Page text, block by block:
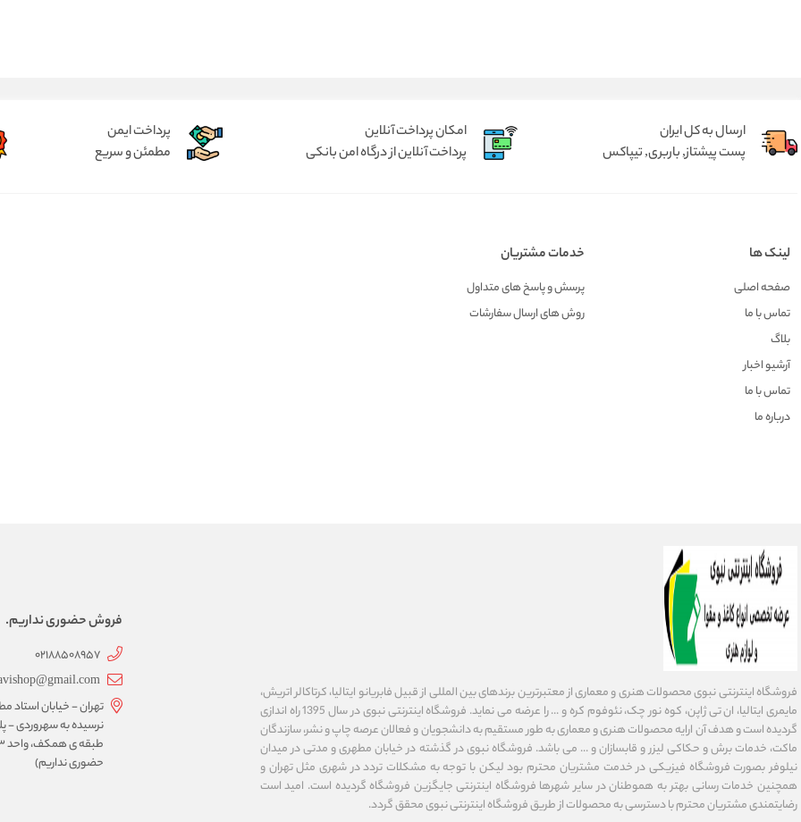
ارسال به کل ایران
پست پیشتاز, باربری, تیپاکس
امکان پرداخت آنلاین
پرداخت آنلاین از درگاه امن بانکی
پرداخت ایمن
مطمئن و سریع
لینک ها
صفحه اصلی
تماس با ما
بلاگ
آرشیو اخبار
تماس با ما
درباره ما
خدمات مشتریان
پرسش و پاسخ های متداول
روش های ارسال سفارشات
فروشگاه اینترنتی نبوی محصولات هنری و معماری از معتبرترین برندهای بین المللی از قبیل فابریانو ایتالیا، کرتاکالر اتریش،
مایمری ایتالیا، ان تی ژاپن، کوه نور چک، نئوفوم کره و ... را عرضه می نماید. فروشگاه اینترنتی نبوی در سال 1395 راه اندازی
گردیده است و هدف آن ارایه محصولات هنری و معماری به طور مستقیم به دانشجویان و فعالان عرصه چاپ و نشر، سازندگان
ماکت، خدمات برش و حکاکی لیزر و قابسازان و ... می باشد. فروشگاه نبوی در گذشته در خیابان مطهری و مدتی در میدان
نیلوفر بصورت فروشگاه فیزیکی در خدمت مشتریان محترم بود لیکن با توجه به مشکلات تردد در شهری مثل تهران و
همچنین خدمات رسانی بهتر به هموطنان در سایر شهرها فروشگاه اینترنتی جایگزین فروشگاه گردیده است. امید است
رضایتمندی مشتریان محترم با دسترسی به محصولات از طریق فروشگاه اینترنتی نبوی محقق گردد.
فروش حضوری نداریم.
02188508957
تهران - خیابان استاد
حضوری نداریم)